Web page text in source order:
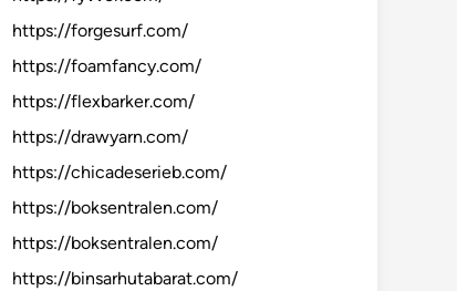
https://forgesurf.com/
https://foamfancy.com/
https://flexbarker.com/
https://drawyarn.com/
https://chicadeserieb.com/
https://boksentralen.com/
https://boksentralen.com/
https://binsarhutabarat.com/